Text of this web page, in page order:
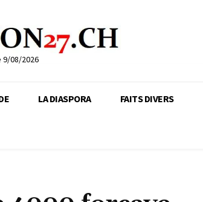
9/08/2026
LA DIASPORA FAITS DIVERS